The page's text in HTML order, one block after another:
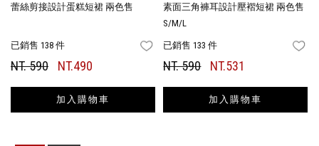
蕾絲剪接設計蛋糕短裙 兩色售
已銷售 138 件 FAVORITES
NT. 590 NT.490
加入購物車
素面三角褲耳設計壓褶短裙 兩色售
S/M/L
已銷售 133 件
NT. 590 NT.531
加入購物車